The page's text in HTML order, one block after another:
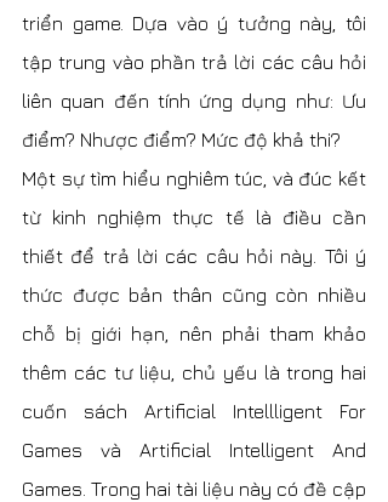
triển game. Dựa vào ý tưởng này, tôi
tập trung vào phần trả lời các câu hỏi
liên quan đến tính ứng dụng như: Ưu
điểm? Nhược điểm? Mức độ khả thi?
Một sự tìm hiểu nghiêm túc, và đúc kết
từ kinh nghiệm thực tế là điều cần
thiết để trả lời các câu hỏi này. Tôi ý
thức được bản thân cũng còn nhiều
chỗ bị giới hạn, nên phải tham khảo
thêm các tư liệu, chủ yếu là trong hai
cuốn sách Artificial Intellligent For
Games và Artificial Intelligent And
Games. Trong hai tài liệu này có đề cập